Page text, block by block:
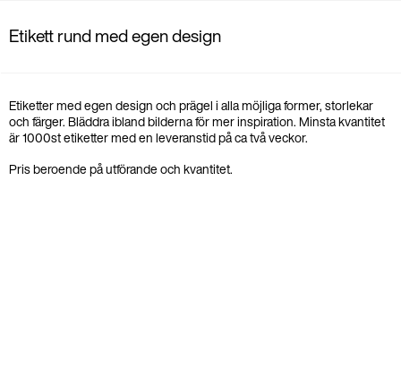
Etikett rund med egen design
Etiketter med egen design och prägel i alla möjliga former, storlekar
och färger. Bläddra ibland bilderna för mer inspiration. Minsta kvantitet
är 1000st etiketter med en leveranstid på ca två veckor.
Pris beroende på utförande och kvantitet.